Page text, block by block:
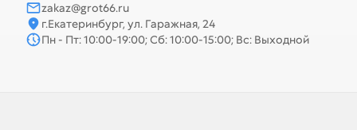
zakaz@grot66.ru
г.Екатеринбург, ул. Гаражная, 24
Пн - Пт: 10:00-19:00; Сб: 10:00-15:00; Вс: Выходной